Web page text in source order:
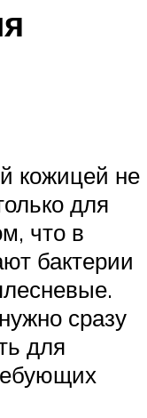
кожицей не
для
что в
бактерии
сразу
для